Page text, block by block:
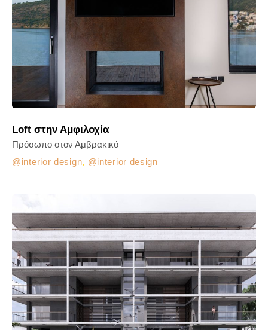
Loft στην Αμφιλοχία
interior design, interior design
Πρόσωπο στον Αμβρακικό